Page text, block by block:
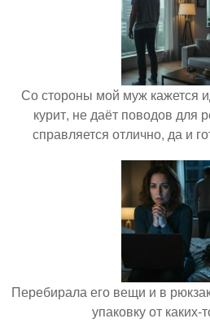
Со стороны мой муж кажется
курит, не даёт поводов для
справляется отлично, да и
Перебирала его вещи и в
упаковку от каких-